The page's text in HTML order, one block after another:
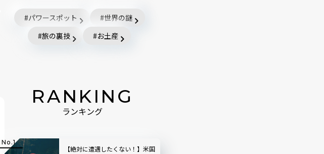
パワースポット
世界の謎
旅の裏技
お土産
RANKING
ランキング
【絶対に遭遇したくない！】米国